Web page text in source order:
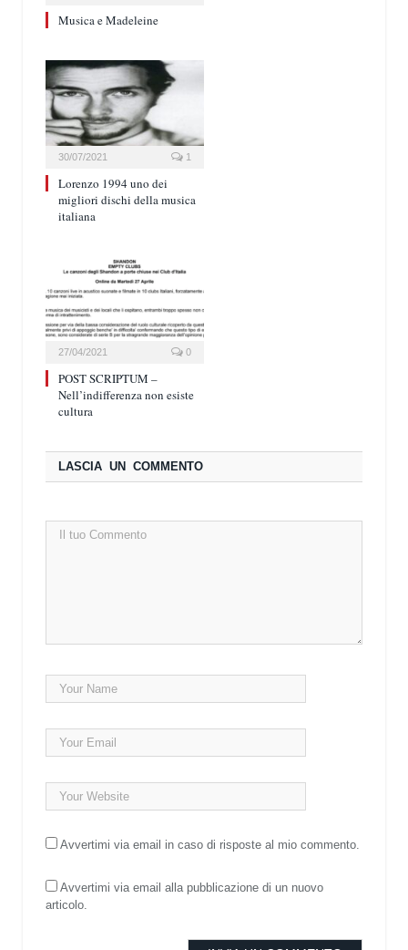
Musica e Madeleine
30/07/2021 1
Lorenzo 1994 uno dei
migliori dischi della musica
italiana
27/04/2021 0
POST SCRIPTUM –
Nell’indifferenza non esiste
cultura
LASCIA UN COMMENTO
Avvertimi via email in caso di risposte al mio commento.
Avvertimi via email alla pubblicazione di un nuovo
articolo.